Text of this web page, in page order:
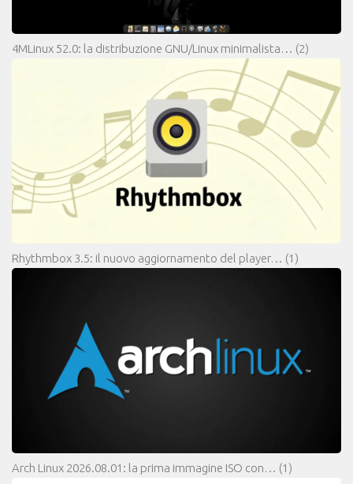
4MLinux 52.0: la distribuzione GNU/Linux minimalista… (2)
Rhythmbox 3.5: il nuovo aggiornamento del player… (1)
Arch Linux 2026.08.01: la prima immagine ISO con… (1)